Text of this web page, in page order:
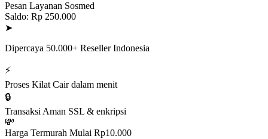
Pesan Layanan Sosmed
Saldo: Rp 250.000
➤
Dipercaya 50.000+ Reseller Indonesia
⚡
Proses Kilat Cair dalam menit
🔒
Transaksi Aman SSL & enkripsi
💸
Harga Termurah Mulai Rp10.000